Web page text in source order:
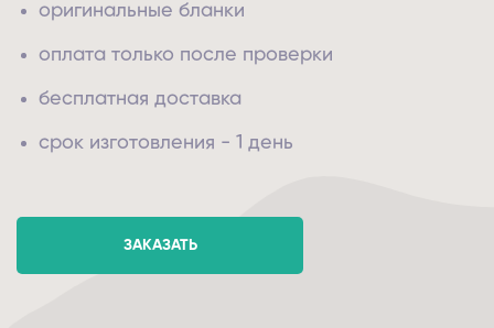
оригинальные бланки
оплата только после проверки
бесплатная доставка
срок изготовления - 1 день
ЗАКАЗАТЬ